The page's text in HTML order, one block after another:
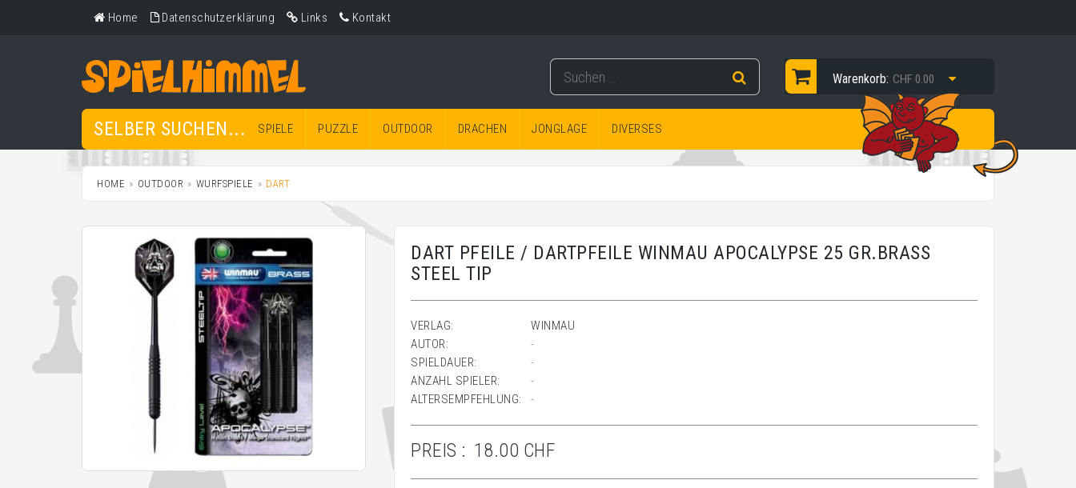
Home Datenschutzerklärung Links Kontakt
Warenkorb: CHF 0.00
SELBER SUCHEN... SPIELE PUZZLE OUTDOOR DRACHEN JONGLAGE DIVERSES
HOME OUTDOOR WURFSPIELE DART
DART PFEILE / DARTPFEILE WINMAU APOCALYPSE 25 GR.BRASS
STEEL TIP
VERLAG:
WINMAU
AUTOR:
-
SPIELDAUER:
-
ANZAHL SPIELER:
-
ALTERSEMPFEHLUNG:
-
PREIS : 18.00 CHF